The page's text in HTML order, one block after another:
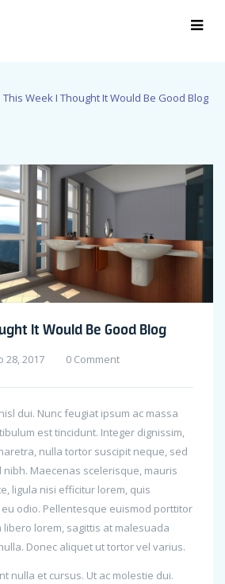
This Week I Thought It Would Be Good Blog
It Would Be Good Blog
28, 2017 0 Comment
dui. Nunc feugiat ipsum ac massa
est tincidunt. Integer dignissim,
nulla tortor suscipit neque, sed
Maecenas scelerisque, mauris
ligula nisi efficitur lorem, quis
odio. Pellentesque euismod porttitor
lorem, sagittis at malesuada
Donec aliquet ut tortor vel varius.
nulla et cursus. Ut ac molestie dui.